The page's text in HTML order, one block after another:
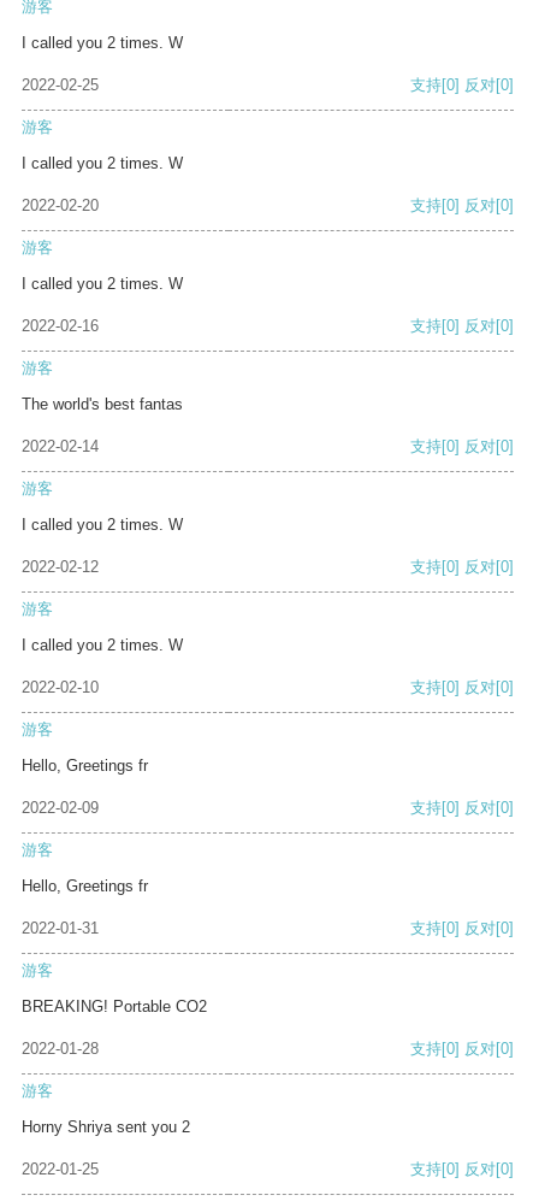
游客
I called you 2 times. W
2022-02-25 支持[0] 反对[0]
游客
I called you 2 times. W
2022-02-20 支持[0] 反对[0]
游客
I called you 2 times. W
2022-02-16 支持[0] 反对[0]
游客
The world's best fantas
2022-02-14 支持[0] 反对[0]
游客
I called you 2 times. W
2022-02-12 支持[0] 反对[0]
游客
I called you 2 times. W
2022-02-10 支持[0] 反对[0]
游客
Hello, Greetings fr
2022-02-09 支持[0] 反对[0]
游客
Hello, Greetings fr
2022-01-31 支持[0] 反对[0]
游客
BREAKING! Portable CO2
2022-01-28 支持[0] 反对[0]
游客
Horny Shriya sent you 2
2022-01-25 支持[0] 反对[0]